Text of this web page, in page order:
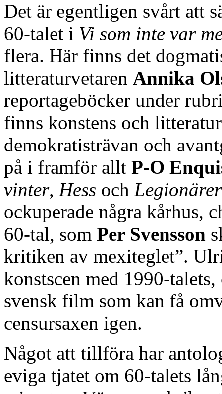
Det är egentligen svårt att
60-talet i Vi som inte var
flera. Här finns det
litteraturvetaren Annika
reportageböcker under
finns konstens och
demokratisträvan och
på i framför allt P-O
vinter, Hess och
ockuperade några kårhus,
60-tal, som Per Svensson
kritiken av mexiteglet”.
konstscen med 1990-
svensk film som kan få
censursaxen igen.
Något att tillföra har
eviga tjatet om 60-talets